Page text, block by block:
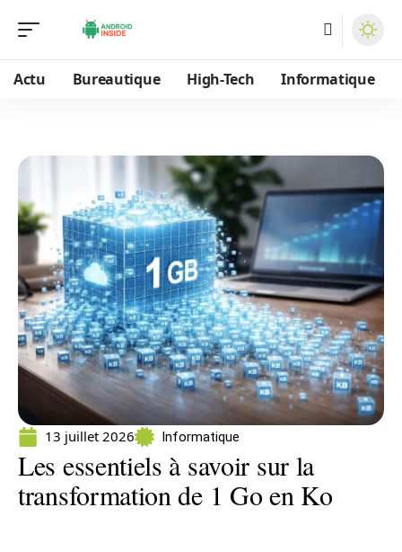
Actu Bureautique High-Tech Informatique
13 juillet 2026 Informatique
Les essentiels à savoir sur la
transformation de 1 Go en Ko